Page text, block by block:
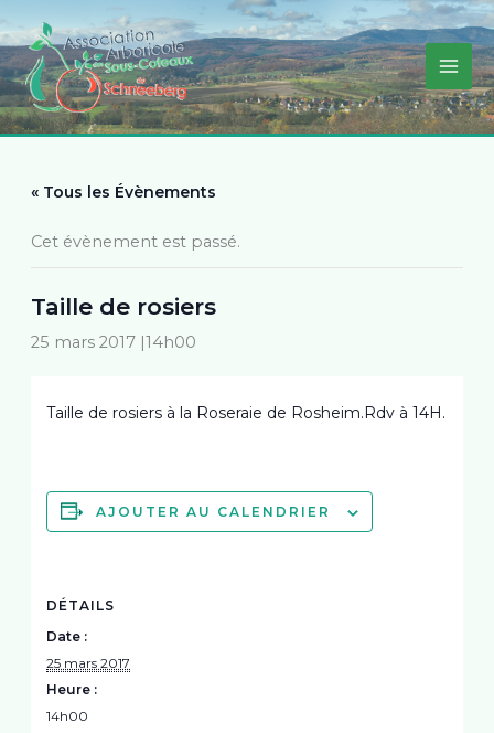
au
contenu
« Tous les Évènements
Cet évènement est passé.
Taille de rosiers
25 mars 2017 |14h00
Taille de rosiers à la Roseraie de Rosheim.Rdv à 14H.
AJOUTER AU CALENDRIER
DÉTAILS
Date :
25 mars 2017
Heure :
14h00